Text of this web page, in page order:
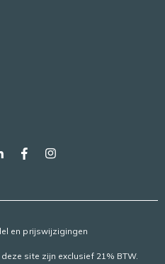
en prijswijzigingen
site zijn exclusief 21% BTW.